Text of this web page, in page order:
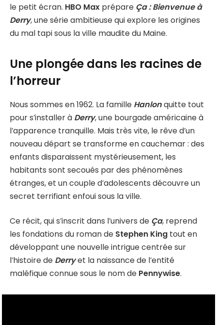
le petit écran. HBO Max prépare Ça : Bienvenue à
Derry, une série ambitieuse qui explore les origines
du mal tapi sous la ville maudite du Maine.
Une plongée dans les racines de
l’horreur
Nous sommes en 1962. La famille Hanlonquitte tout
pour s’installer à Derry, une bourgade américaine à
l’apparence tranquille. Mais très vite, le rêve d’un
nouveau départ se transforme en cauchemar : des
enfants disparaissent mystérieusement, les
habitants sont secoués par des phénomènes
étranges, et un couple d’adolescents découvre un
secret terrifiant enfoui sous la ville.
Ce récit, qui s’inscrit dans l’univers de Ça, reprend
les fondations du roman de Stephen King tout en
développant une nouvelle intrigue centrée sur
l’histoire de Derryet la naissance de l’entité
maléfique connue sous le nom de Pennywise.